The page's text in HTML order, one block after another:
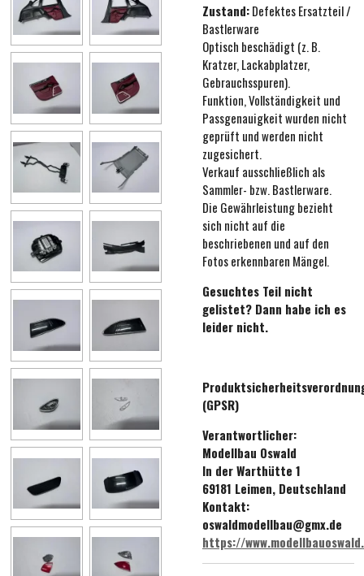
Zustand:Defektes Ersatzteil /
Bastlerware
Optisch beschädigt (z. B.
Kratzer, Lackabplatzer,
Gebrauchsspuren).
Funktion, Vollständigkeit und
Passgenauigkeit wurden nicht
geprüft und werden nicht
zugesichert.
Verkauf ausschließlich als
Sammler- bzw. Bastlerware.
Die Gewährleistung bezieht
sich nicht auf die
beschriebenen und auf den
Fotos erkennbaren Mängel.
Gesuchtes Teil nicht
gelistet? Dann habe ich es
leider nicht.
(GPSR)
Verantwortlicher:
Modellbau Oswald
In der Warthütte 1
69181 Leimen, Deutschland
Kontakt:
oswaldmodellbau@gmx.de
https://